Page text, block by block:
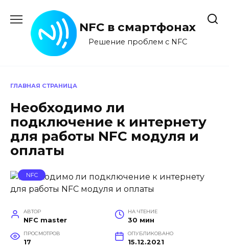
содержанию
NFC в смартфонах
Решение проблем с NFC
ГЛАВНАЯ СТРАНИЦА
Необходимо ли
подключение к интернету
для работы NFC модуля и
оплаты
NFC
АВТОР
NFC master
НА ЧТЕНИЕ
30 мин
ПРОСМОТРОВ
17
ОПУБЛИКОВАНО
15.12.2021